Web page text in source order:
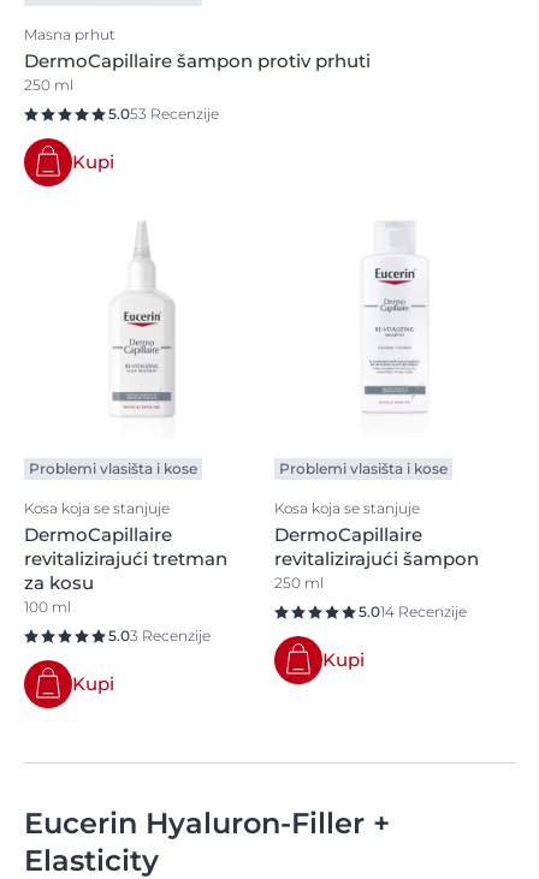
Masna prhut
DermoCapillaire šampon protiv prhuti
250 ml
5.053 Recenzije
Kupi
Problemi vlasišta i kose
Kosa koja se stanjuje
DermoCapillaire
revitalizirajući tretman
za kosu
100 ml
5.03 Recenzije
Kupi
Problemi vlasišta i kose
Kosa koja se stanjuje
DermoCapillaire
revitalizirajući šampon
250 ml
5.014 Recenzije
Kupi
Eucerin Hyaluron-Filler +
Elasticity